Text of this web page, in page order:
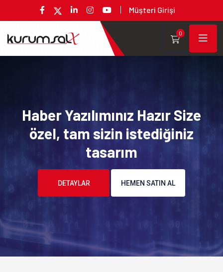
Müşteri Girişi
0
Haber Yazılımınız Hazır Size
özel, tam sizin istediğiniz
tasarım
DETAYLAR HEMEN SATIN AL